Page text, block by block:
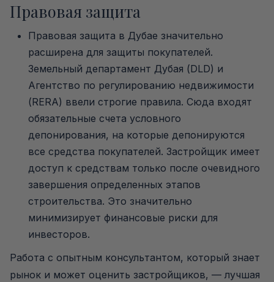
Правовая защита
Правовая защита в Дубае значительно
расширена для защиты покупателей.
Земельный департамент Дубая (DLD) и
Агентство по регулированию недвижимости
(RERA) ввели строгие правила. Сюда входят
обязательные счета условного
депонирования, на которые депонируются
все средства покупателей. Застройщик имеет
доступ к средствам только после очевидного
завершения определенных этапов
строительства. Это значительно
минимизирует финансовые риски для
инвесторов.
Работа с опытным консультантом, который знает
рынок и может оценить застройщиков, — лучшая